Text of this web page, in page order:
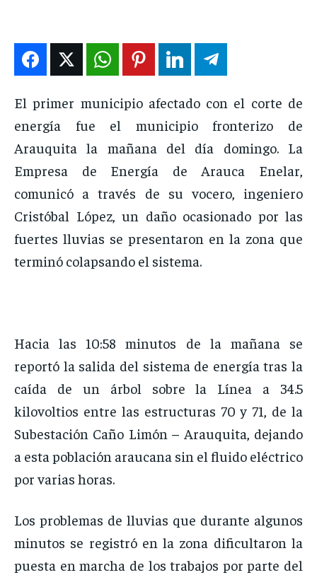
EN VIVO
NOSOTROS
INSTITUCIONAL
EN VIVO
NOSOTROS
INSTITUCIONAL
EN VIVO
NOSOTROS
INSTITUCIONAL
EN VIVO
NOSOTROS
INSTITUCIONAL
El primer municipio afectado con el corte de
energía fue el municipio fronterizo de
Arauquita la mañana del día domingo. La
Empresa de Energía de Arauca Enelar,
comunicó a través de su vocero, ingeniero
Cristóbal López, un daño ocasionado por las
fuertes lluvias se presentaron en la zona que
terminó colapsando el sistema.
Hacia las 10:58 minutos de la mañana se
reportó la salida del sistema de energía tras la
caída de un árbol sobre la Línea a 34.5
kilovoltios entre las estructuras 70 y 71, de la
Subestación Caño Limón – Arauquita, dejando
a esta población araucana sin el fluido eléctrico
por varias horas.
Los problemas de lluvias que durante algunos
minutos se registró en la zona dificultaron la
puesta en marcha de los trabajos por parte del